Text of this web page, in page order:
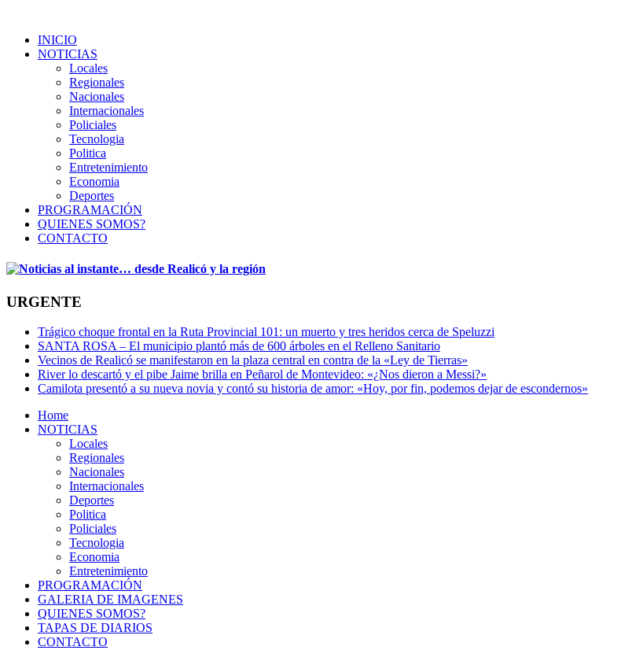
INICIO
NOTICIAS
Locales
Regionales
Nacionales
Internacionales
Policiales
Tecnologia
Politica
Entretenimiento
Economia
Deportes
PROGRAMACIÓN
QUIENES SOMOS?
CONTACTO
URGENTE
Trágico choque frontal en la Ruta Provincial 101: un muerto y tres heridos cerca de Speluzzi
SANTA ROSA – El municipio plantó más de 600 árboles en el Relleno Sanitario
Vecinos de Realicó se manifestaron en la plaza central en contra de la «Ley de Tierras»
River lo descartó y el pibe Jaime brilla en Peñarol de Montevideo: «¿Nos dieron a Messi?»
Camilota presentó a su nueva novia y contó su historia de amor: «Hoy, por fin, podemos dejar de escondernos»
Home
NOTICIAS
Locales
Regionales
Nacionales
Internacionales
Deportes
Politica
Policiales
Tecnologia
Economia
Entretenimiento
PROGRAMACIÓN
GALERIA DE IMAGENES
QUIENES SOMOS?
TAPAS DE DIARIOS
CONTACTO